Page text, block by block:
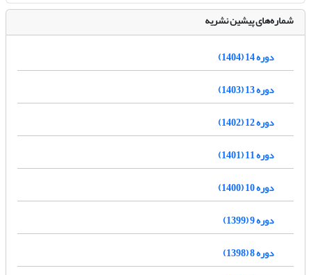
شماره‌های پیشین نشریه
دوره 14 (1404)
دوره 13 (1403)
دوره 12 (1402)
دوره 11 (1401)
دوره 10 (1400)
دوره 9 (1399)
دوره 8 (1398)